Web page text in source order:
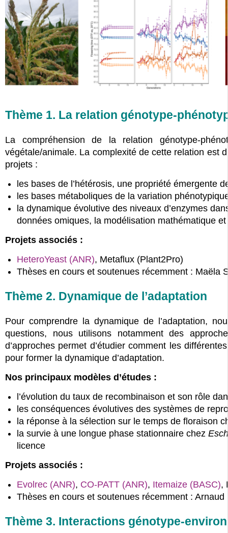
Thème 1. La relation génotype-
La compréhension de la relation génotype-
végétale/animale. La complexité de cette relation est
projets :
les bases de l’hétérosis, une propriété émergente
les bases métaboliques de la variation
la dynamique évolutive des niveaux d’enzymes
données omiques, la modélisation mathématique
Projets associés :
HeteroYeast (ANR), Metaflux (Plant2Pro)
Thèses en cours et soutenues récemment : Maëla
Thème 2. Dynamique de l’adaptation
Pour comprendre la dynamique de l’adaptation,
questions, nous utilisons notamment des
d’approches permet d’étudier comment les
pour former la dynamique d’adaptation.
Nos principaux modèles d’études :
l’évolution du taux de recombinaison et son rôle
les conséquences évolutives des systèmes de
la réponse à la sélection sur le temps de floraison
la survie à une longue phase stationnaire chez
licence
Projets associés :
Evolrec (ANR), CO-PATT (ANR), Itemaize (BASC),
Thèses en cours et soutenues récemment :
Thème 3. Interactions génotype-